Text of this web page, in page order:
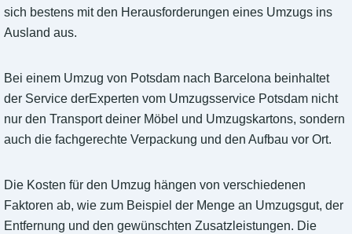
sich bestens mit den Herausforderungen eines Umzugs ins
Ausland aus.
Bei einem Umzug von Potsdam nach Barcelona beinhaltet
der Service derExperten vom Umzugsservice Potsdam nicht
nur den Transport deiner Möbel und Umzugskartons, sondern
auch die fachgerechte Verpackung und den Aufbau vor Ort.
Die Kosten für den Umzug hängen von verschiedenen
Faktoren ab, wie zum Beispiel der Menge an Umzugsgut, der
Entfernung und den gewünschten Zusatzleistungen. Die